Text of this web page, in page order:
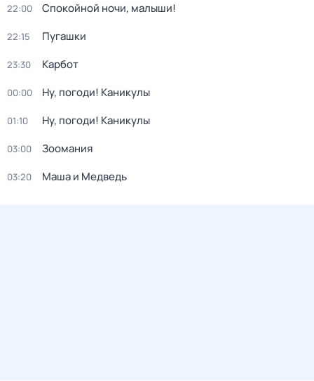
22:00 Спокойной ночи, малыши!
22:15 Пугашки
23:30 Карбот
00:00 Ну, погоди! Каникулы
01:10 Ну, погоди! Каникулы
03:00 Зоомания
03:20 Маша и Медведь